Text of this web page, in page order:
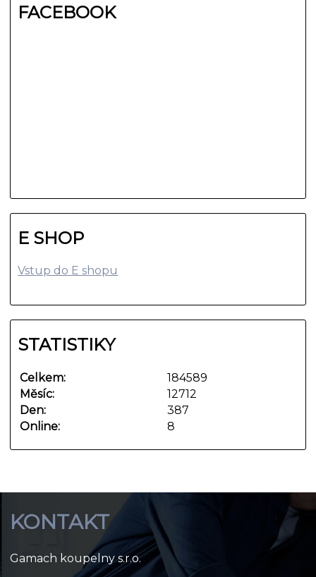
FACEBOOK
E SHOP
Vstup do E shopu
STATISTIKY
Online: 8
Celkem:
184589
Měsíc:
12712
Den:
387
KONTAKT
Gamach koupelny s.r.o.